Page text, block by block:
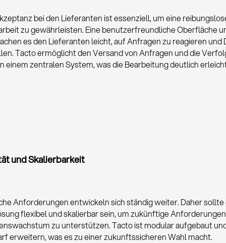
bei den Lieferanten ist essenziell, um eine
zu gewährleisten. Eine benutzerfreundliche Oberfläche
es den Lieferanten leicht, auf Anfragen zu reagieren und
Tacto ermöglicht den Versand von Anfragen und die
einem zentralen System, was die Bearbeitung deutlich
und Skalierbarkeit
Anforderungen entwickeln sich ständig weiter. Daher sollte
flexibel und skalierbar sein, um zukünftige
zu unterstützen. Tacto ist modular aufgebaut
erweitern, was es zu einer zukunftssicheren Wahl macht.